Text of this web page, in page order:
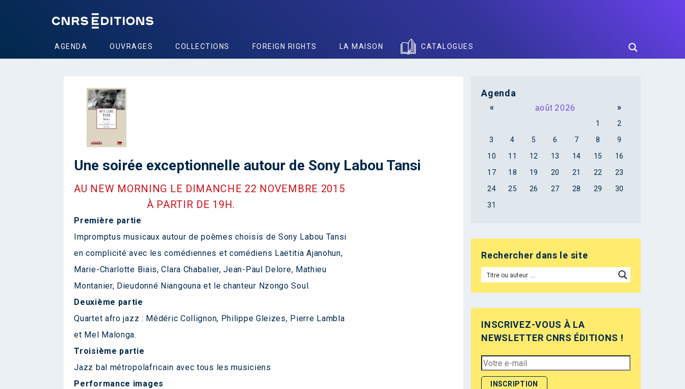
AGENDA OUVRAGES COLLECTIONS FOREIGN RIGHTS LA MAISON CATALOGUES
Une soirée exceptionnelle autour de Sony Labou Tansi
AU NEW MORNING LE DIMANCHE 22 NOVEMBRE 2015
À PARTIR DE 19H.
Première partie
Impromptus musicaux autour de poèmes choisis de Sony Labou Tansi
en complicité avec les comédiennes et comédiens Laëtitia Ajanohun,
Marie-Charlotte Biais, Clara Chabalier, Jean-Paul Delore, Mathieu
Montanier, Dieudonné Niangouna et le chanteur Nzongo Soul.
Deuxième partie
Quartet afro jazz : Médéric Collignon, Philippe Gleizes, Pierre Lambla
et Mel Malonga.
Troisième partie
Jazz bal métropolafricain avec tous les musiciens
Performance images
Agenda
« août 2026 »
1
2
3
4 5 6 7 8
9
10
11 12 13 14 15
16
17
18 19 20 21 22
23
24
25 26 27 28 29
30
31
Rechercher dans le site
INSCRIVEZ-VOUS À LA
NEWSLETTER CNRS ÉDITIONS !